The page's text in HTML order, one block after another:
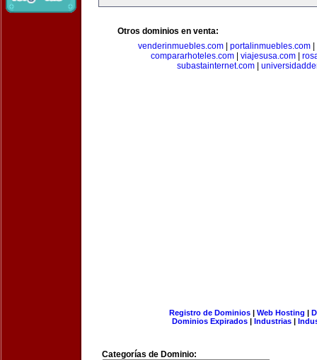
Otros dominios en venta:
venderinmuebles.com| portalinmuebles.com|
compararhoteles.com| viajesusa.com|
subastainternet.com|
Registro de Dominios| Web Hosting |
Dominios Expirados | Industrias |
Categorías de Dominio: